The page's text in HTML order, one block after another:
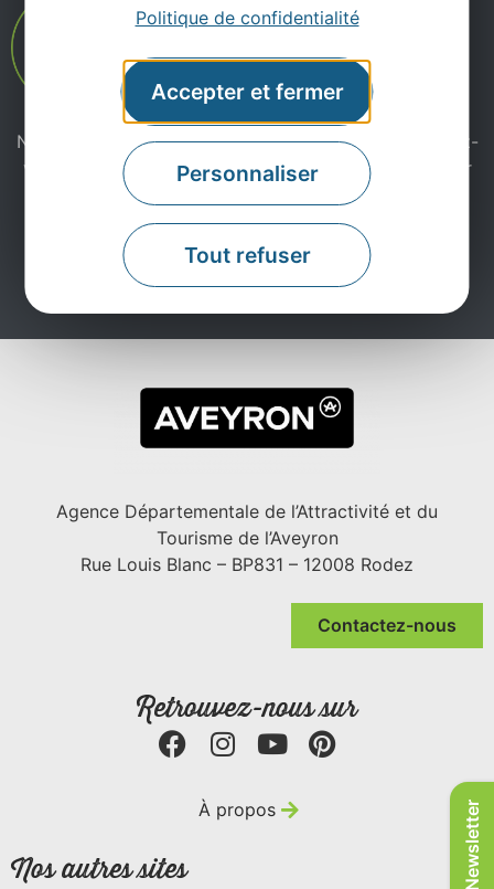
Politique de confidentialité
Accepter et fermer
Personnaliser
Tout refuser
Ne manquez pas notre newsletter mensuelle et laissez-
vous inspirer pour profiter pleinement de votre séjour
Je m'abonne ici
Agence Départementale de l’Attractivité et du
Tourisme de l’Aveyron
Rue Louis Blanc – BP831 – 12008 Rodez
Contactez-nous
Retrouvez-nous sur
À propos
Nos autres sites Newsletter